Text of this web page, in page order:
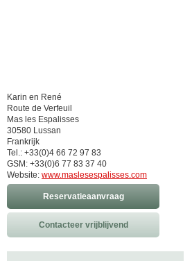
Karin en René
Route de Verfeuil
Mas les Espalisses
30580 Lussan
Frankrijk
Tel.: +33(0)4 66 72 97 83
GSM: +33(0)6 77 83 37 40
Website: www.maslesespalisses.com
Reservatieaanvraag
Contacteer vrijblijvend